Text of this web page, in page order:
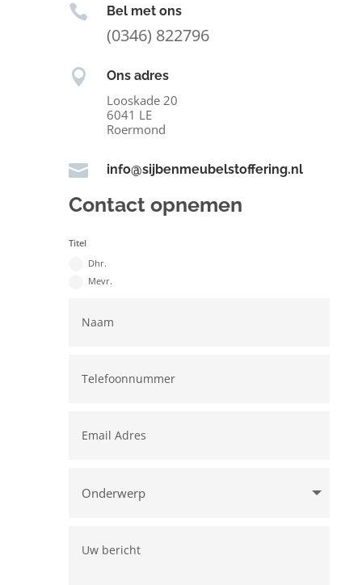
 Bel met ons
(0346) 822796
 Ons adres
Looskade 20
6041 LE
Roermond
 info@sijbenmeubelstoffering.nl
Contact opnemen
Titel
Dhr.
Mevr.